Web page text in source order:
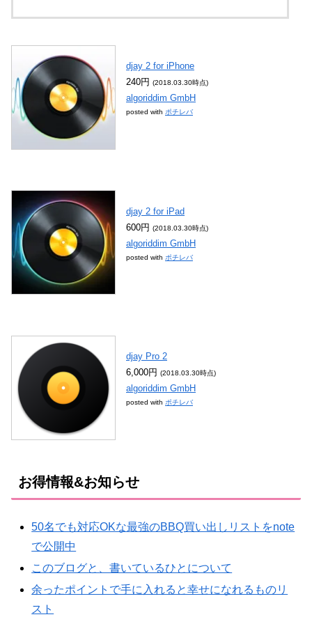
djay 2 for iPhone
240円 (2018.03.30時点)
algoriddim GmbH
posted with ポチレバ
djay 2 for iPad
600円 (2018.03.30時点)
algoriddim GmbH
posted with ポチレバ
djay Pro 2
6,000円 (2018.03.30時点)
algoriddim GmbH
posted with ポチレバ
お得情報&お知らせ
50名でも対応OKな最強のBBQ買い出しリストをnote
で公開中
このブログと、書いているひとについて
余ったポイントで手に入れると幸せになれるものリ
スト